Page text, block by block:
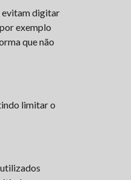
evitam digitar
exemplo
que não
limitar o